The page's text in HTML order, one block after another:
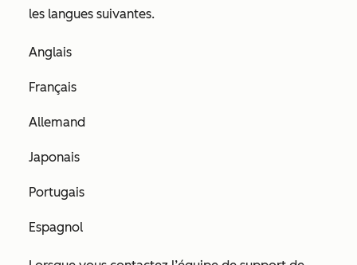
les langues suivantes.
Anglais
Français
Allemand
Japonais
Portugais
Espagnol